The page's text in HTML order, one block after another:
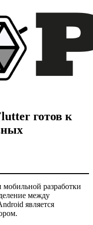
готов к
мобильной разработки
между
является